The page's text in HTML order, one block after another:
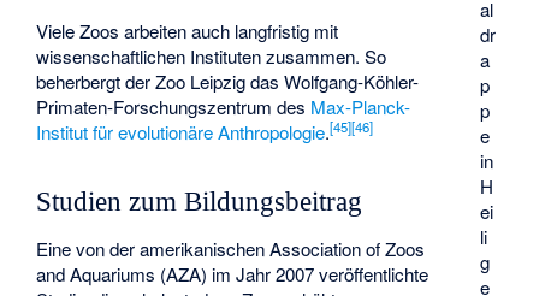
al
dr
a
p
p
e
in
H
ei
li
g
e
Viele Zoos arbeiten auch langfristig mit
wissenschaftlichen Instituten zusammen. So
beherbergt der Zoo Leipzig dasWolfgang-Köhler-
Primaten-Forschungszentrum des Max-Planck-
Institut für evolutionäre Anthropologie.[45][46]
Studien zum Bildungsbeitrag
Eine von der amerikanischen Association of Zoos
and Aquariums (AZA) im Jahr 2007 veröffentlichte